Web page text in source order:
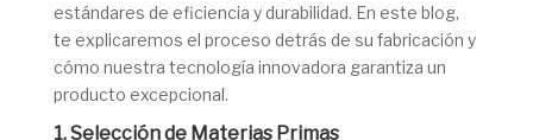
estándares de eficiencia y durabilidad. En este blog,
te explicaremos el proceso detrás de su fabricación y
cómo nuestra tecnología innovadora garantiza un
producto excepcional.
1. Selección de Materias Primas